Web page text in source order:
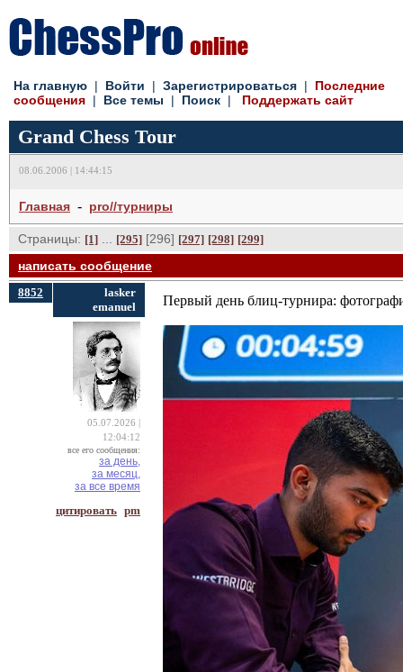
На главную | Войти | Зарегистрироваться | Последние
сообщения | Все темы | Поиск | Поддержать сайт
Grand Chess Tour
08.06.2006 | 14:44:15
Главная - pro//турниры
Страницы: [1] [295] [296] [297] [298] [299]
написать сообщение
8852
lasker
emanuel
05.07.2026 |
12:04:12
все его сообщения:
за день,
за месяц,
за все время
цитировать pm
Первый день блиц-турнира: